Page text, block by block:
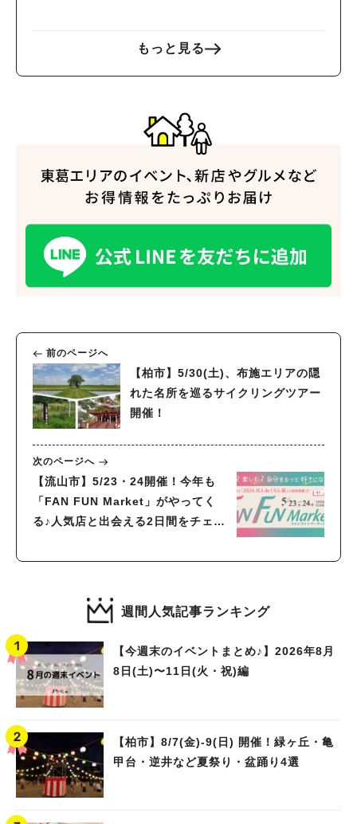
もっと見る
前のページへ
【柏市】5/30(土)、布施エリアの隠
れた名所を巡るサイクリングツアー
開催！
次のページへ
【流山市】5/23・24開催！今年も
「FAN FUN Market」がやってく
る♪人気店と出会える2日間をチェッ
週間人気記事ランキング
【今週末のイベントまとめ♪】2026年8月
8日(土)〜11日(火・祝)編
【柏市】8/7(金)‐9(日) 開催！緑ヶ丘・亀
甲台・逆井など夏祭り・盆踊り4選